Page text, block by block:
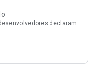
declaram